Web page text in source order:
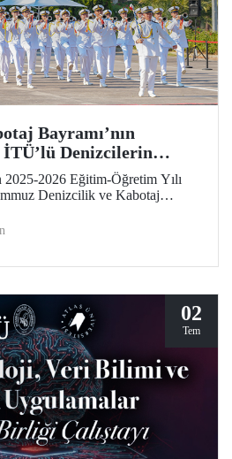
Bayramı’nın
İTÜ’lü Denizcilerin
2026 Eğitim-Öğretim Yılı
Denizcilik ve Kabotaj
sevinçlerini aileleriyle ve
02
Tem